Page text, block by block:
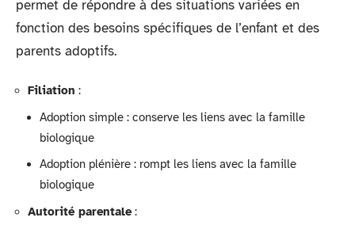
permet de répondre à des situations variées en
fonction des besoins spécifiques de l’enfant et des
parents adoptifs.
Filiation :
Adoption simple : conserve les liens avec la famille
biologique
Adoption plénière : rompt les liens avec la famille
biologique
Autorité parentale: